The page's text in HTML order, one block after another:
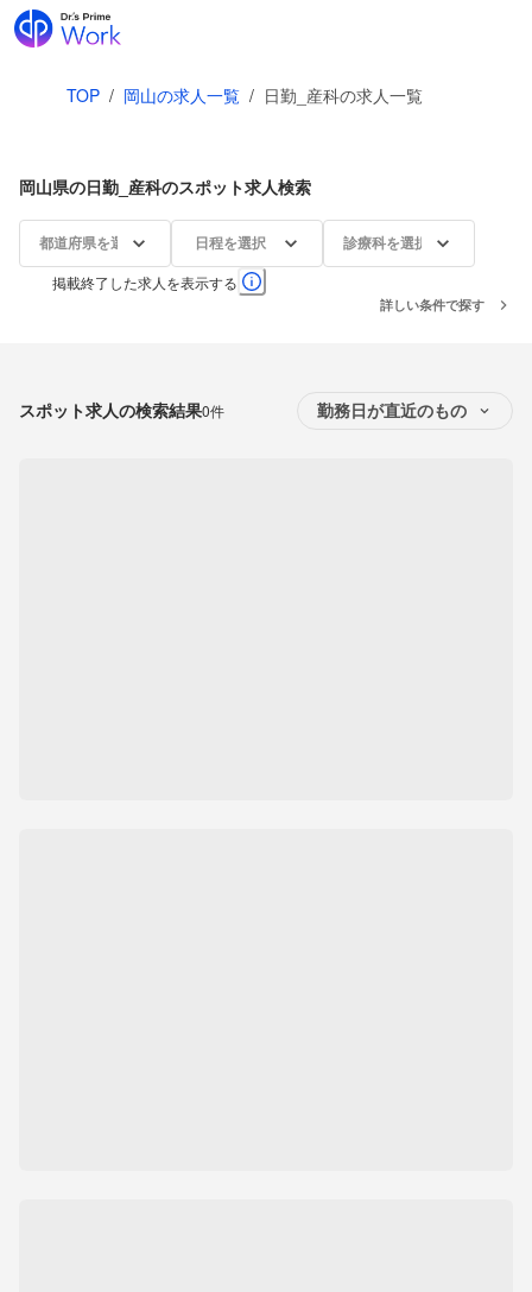
TOP / 岡山の求人一覧 / 日勤_産科の求人一覧
岡山県の日勤_産科のスポット求人検索
都道府県を選択 日程を選択 診療科を選択
掲載終了した求人を表示する
詳しい条件で探す
スポット求人の検索結果0件 勤務日が直近のもの